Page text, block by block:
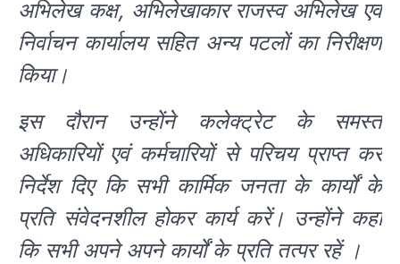
अभिलेख कक्ष, अभिलेखाकार राजस्व अभिलेख एवं
निर्वाचन कार्यालय सहित अन्य पटलों का निरीक्षण
किया।
इस दौरान उन्होंने कलेक्ट्रेट के समस्त
अधिकारियों एवं कर्मचारियों से परिचय प्राप्त कर
निर्देश दिए कि सभी कार्मिक जनता के कार्यों के
प्रति संवेदनशील होकर कार्य करें। उन्होंने कहा
कि सभी अपने अपने कार्यों के प्रति तत्पर रहें ।